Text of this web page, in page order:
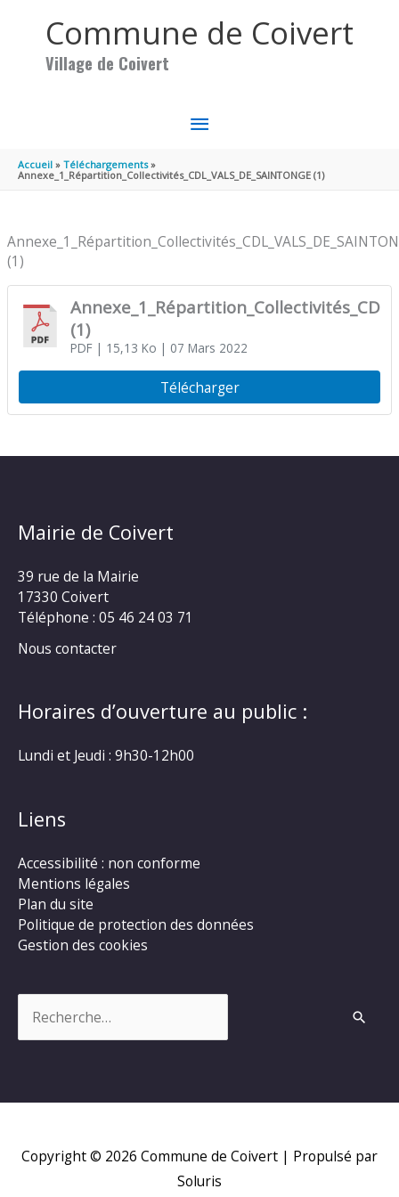
Commune de Coivert
Village de Coivert
MENU
PRINCIPAL
Accueil
Téléchargements
Annexe_1_Répartition_Collectivités_CDL_VALS_DE_SAINTONGE (1)
(1)
(1)
PDF| 15,13 Ko | 07 Mars 2022
Télécharger
Mairie de Coivert
39 rue de la Mairie
17330 Coivert
Téléphone : 05 46 24 03 71
Nous contacter
Horaires d’ouverture au public :
Lundi et Jeudi : 9h30-12h00
Liens
Accessibilité : non conforme
Mentions légales
Plan du site
Politique de protection des données
Gestion des cookies
Copyright © 2026 Commune de Coivert | Propulsé par
Soluris